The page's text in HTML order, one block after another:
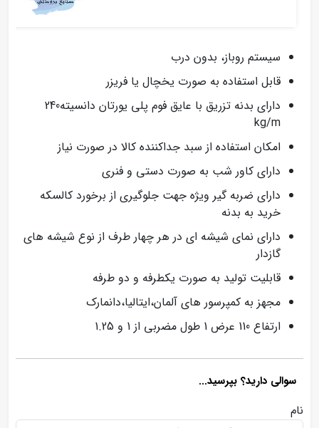
سیستم روباز، بدون درب
قابل استفاده به صورت یخچال یا فریزر
دارای بدنه تزریق با عایق فوم پلی یورتان دانسیته240
kg/m
امکان استفاده از سبد جداکننده کالا در صورت نیاز
دارای کاور شب به صورت دستی و فنری
دارای ضربه گیر ویژه جهت جلوگیری از برخورد کالسکه
خرید به بدنه
دارای نمای شیشه ای در هر چهار طرف از نوع شیشه های
گازدار
قابلیت تولید به صورت یکطرفه و دو طرفه
مجهز به کمپرسور های آلمان،ایتالیا،دانمارک
ارتفاع 110 عرض 1 طول مضربی از 1 و 1.25
سوالی دارید؟ بپرسید...
نام